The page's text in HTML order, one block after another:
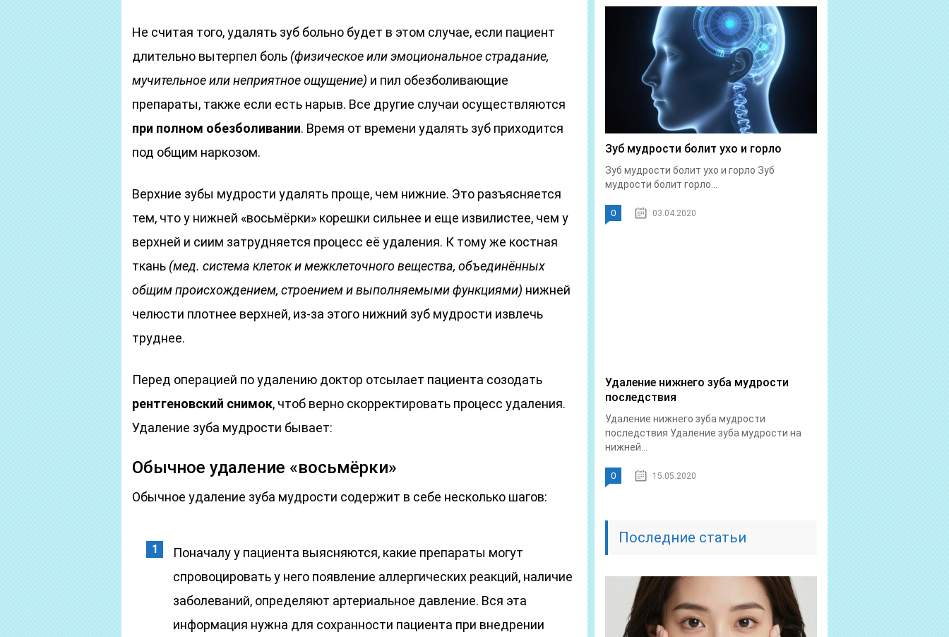
Не считая того, удалять зуб больно будет в этом случае, если пациент
длительно вытерпел боль (физическое или эмоциональное страдание,
мучительное или неприятное ощущение) и пил обезболивающие
препараты, также если есть нарыв. Все другие случаи осуществляются
при полном обезболивании. Время от времени удалять зуб приходится
под общим наркозом.
Верхние зубы мудрости удалять проще, чем нижние. Это разъясняется
тем, что у нижней «восьмёрки» корешки сильнее и еще извилистее, чем у
верхней и сиим затрудняется процесс её удаления. К тому же костная
ткань (мед. система клеток и межклеточного вещества, объединённых
общим происхождением, строением и выполняемыми функциями) нижней
челюсти плотнее верхней, из-за этого нижний зуб мудрости извлечь
труднее.
Перед операцией по удалению доктор отсылает пациента созодать
рентгеновский снимок, чтоб верно скорректировать процесс удаления.
Удаление зуба мудрости бывает:
Обычное удаление «восьмёрки»
Обычное удаление зуба мудрости содержит в себе несколько шагов:
Поначалу у пациента выясняются, какие препараты могут
спровоцировать у него появление аллергических реакций, наличие
заболеваний, определяют артериальное давление. Вся эта
информация нужна для сохранности пациента при внедрении
Зуб мудрости болит ухо и горло
Зуб мудрости болит ухо и горло Зуб
мудрости болит горло...
0 03.04.2020
Удаление нижнего зуба мудрости
последствия
Удаление нижнего зуба мудрости
последствия Удаление зуба мудрости на
нижней...
0 15.05.2020
Последние статьи